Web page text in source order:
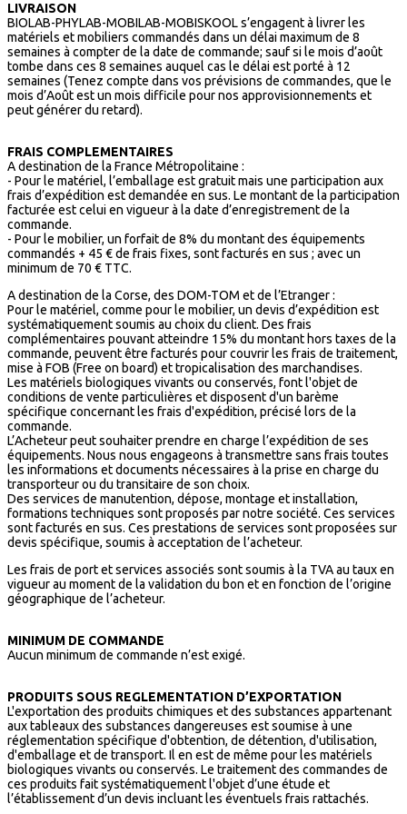
LIVRAISON
BIOLAB-PHYLAB-MOBILAB-MOBISKOOL s’engagent à livrer les
matériels et mobiliers commandés dans un délai maximum de 8
semaines à compter de la date de commande; sauf si le mois d’août
tombe dans ces 8 semaines auquel cas le délai est porté à 12
semaines (Tenez compte dans vos prévisions de commandes, que le
mois d’Août est un mois difficile pour nos approvisionnements et
peut générer du retard).
FRAIS COMPLEMENTAIRES
A destination de la France Métropolitaine :
- Pour le matériel, l’emballage est gratuit mais une participation aux
frais d’expédition est demandée en sus. Le montant de la participation
facturée est celui en vigueur à la date d’enregistrement de la
commande.
- Pour le mobilier, un forfait de 8% du montant des équipements
commandés + 45 € de frais fixes, sont facturés en sus ; avec un
minimum de 70 € TTC.
A destination de la Corse, des DOM-TOM et de l’Etranger :
Pour le matériel, comme pour le mobilier, un devis d’expédition est
systématiquement soumis au choix du client. Des frais
complémentaires pouvant atteindre 15% du montant hors taxes de la
commande, peuvent être facturés pour couvrir les frais de traitement,
mise à FOB (Free on board) et tropicalisation des marchandises.
Les matériels biologiques vivants ou conservés, font l'objet de
conditions de vente particulières et disposent d'un barème
spécifique concernant les frais d'expédition, précisé lors de la
commande.
L’Acheteur peut souhaiter prendre en charge l’expédition de ses
équipements. Nous nous engageons à transmettre sans frais toutes
les informations et documents nécessaires à la prise en charge du
transporteur ou du transitaire de son choix.
Des services de manutention, dépose, montage et installation,
formations techniques sont proposés par notre société. Ces services
sont facturés en sus. Ces prestations de services sont proposées sur
devis spécifique, soumis à acceptation de l’acheteur.
Les frais de port et services associés sont soumis à la TVA au taux en
vigueur au moment de la validation du bon et en fonction de l’origine
géographique de l’acheteur.
MINIMUM DE COMMANDE
Aucun minimum de commande n’est exigé.
PRODUITS SOUS REGLEMENTATION D’EXPORTATION
L'exportation des produits chimiques et des substances appartenant
aux tableaux des substances dangereuses est soumise à une
réglementation spécifique d'obtention, de détention, d'utilisation,
d'emballage et de transport. Il en est de même pour les matériels
biologiques vivants ou conservés. Le traitement des commandes de
ces produits fait systématiquement l'objet d’une étude et
l’établissement d’un devis incluant les éventuels frais rattachés.